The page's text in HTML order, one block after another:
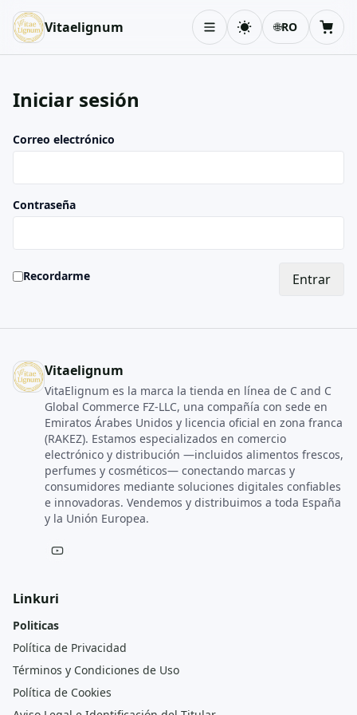
Vitaelignum Schimbă tema
🌐RO Coș
Iniciar sesión
Correo electrónico
Contraseña
Recordarme Entrar
Vitaelignum
VitaElignum es la marca la tienda en línea de C and C
Global Commerce FZ‑LLC, una compañía con sede en
Emiratos Árabes Unidos y licencia oficial en zona franca
(RAKEZ). Estamos especializados en comercio
electrónico y distribución —incluidos alimentos frescos,
perfumes y cosméticos— conectando marcas y
consumidores mediante soluciones digitales confiables
e innovadoras. Vendemos y distribuimos a toda España
y la Unión Europea.
Linkuri
Politicas
Política de Privacidad
Términos y Condiciones de Uso
Política de Cookies